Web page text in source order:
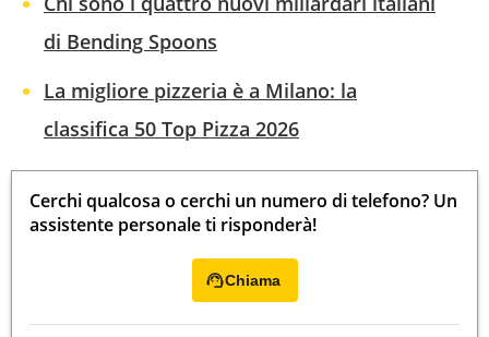
di Bending Spoons
La migliore pizzeria è a Milano: la
classifica 50 Top Pizza 2026
Cerchi qualcosa o cerchi un numero di telefono? Un
assistente personale ti risponderà!
Chiama